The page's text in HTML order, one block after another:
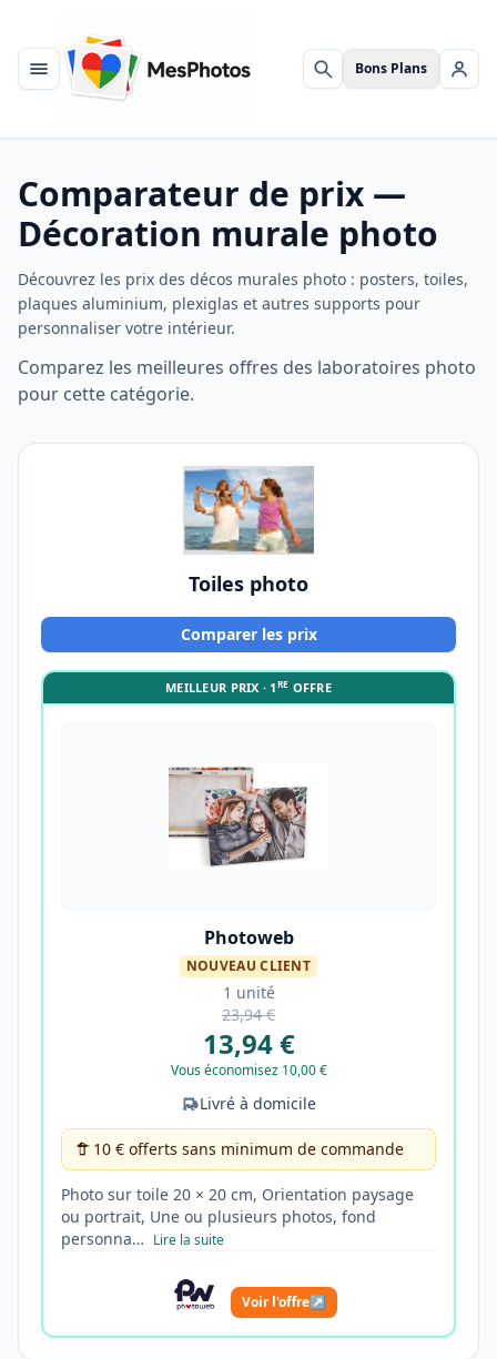
Menu Rechercher
Bons Plans Se
Comparateur de prix —
Décoration murale photo
Découvrez les prix des décos murales photo : posters, toiles,
plaques aluminium, plexiglas et autres supports pour
personnaliser votre intérieur.
Comparez les meilleures offres des laboratoires photo
pour cette catégorie.
Toiles photo
Comparer les prix
MEILLEUR PRIX · 1RE OFFRE
Photoweb
NOUVEAU CLIENT
1 unité
23,94 €
13,94 €
Vous économisez 10,00 €
Livré à domicile
10 € offerts sans minimum de commande
Photo sur toile 20 × 20 cm, Orientation paysage
ou portrait, Une ou plusieurs photos, fond
personna… Lire la suite
Voir l'offre↗